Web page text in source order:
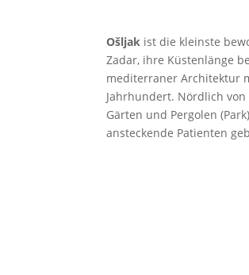
Ošljak ist die kleinste
Zadar, ihre Küstenlänge
mediterraner Architektur
Jahrhundert. Nördlich
Gärten und Pergolen
ansteckende Patienten